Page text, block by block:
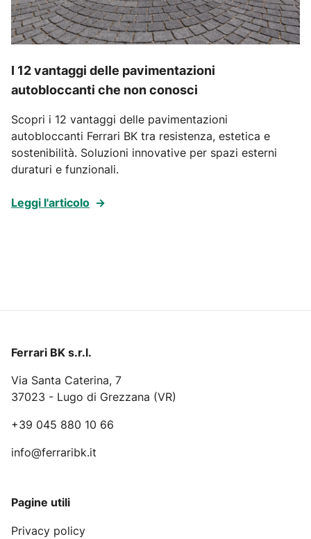
I 12 vantaggi delle pavimentazioni
autobloccanti che non conosci
Scopri i 12 vantaggi delle pavimentazioni
autobloccanti Ferrari BK tra resistenza, estetica e
sostenibilità. Soluzioni innovative per spazi esterni
duraturi e funzionali.
Leggi l'articolo →
Ferrari BK s.r.l.
Via Santa Caterina, 7
37023 - Lugo di Grezzana (VR)
+39 045 880 10 66
info@ferraribk.it
Pagine utili
Privacy policy